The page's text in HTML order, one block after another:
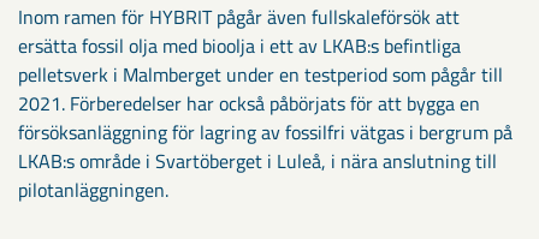
Inom ramen för HYBRIT pågår även fullskaleförsök att
ersätta fossil olja med bioolja i ett av LKAB:s befintliga
pelletsverk i Malmberget under en testperiod som pågår till
2021. Förberedelser har också påbörjats för att bygga en
försöksanläggning för lagring av fossilfri vätgas i bergrum på
LKAB:s område i Svartöberget i Luleå, i nära anslutning till
pilotanläggningen.